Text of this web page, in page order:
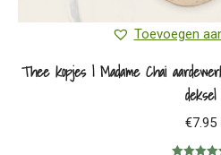
Toevoegen
Thee kopjes | Madame Chai
deksel
€7.95